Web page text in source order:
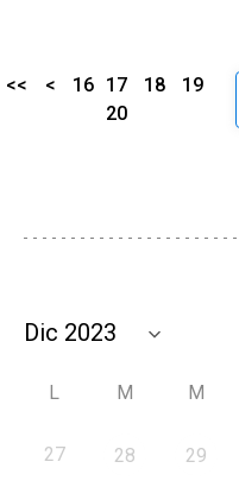
<< < 16 17 18
19
20
L M M
27 28 29